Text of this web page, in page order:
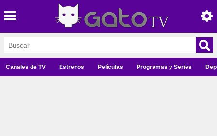
Canales de TV Estrenos Películas Programas y Series